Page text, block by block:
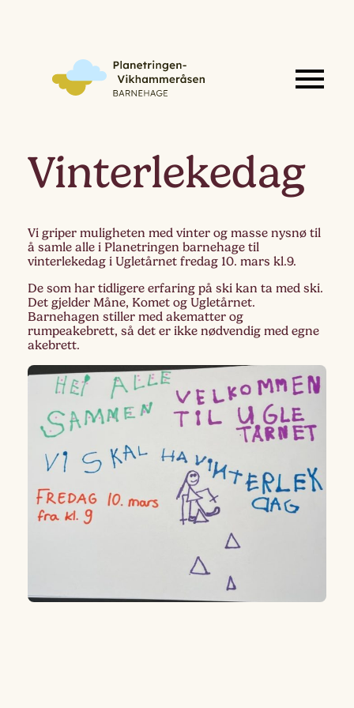
Vinterlekedag
Vi griper muligheten med vinter og masse nysnø til
å samle alle i Planetringen barnehage til
vinterlekedag i Ugletårnet fredag 10. mars kl.9.
De som har tidligere erfaring på ski kan ta med ski.
Det gjelder Måne, Komet og Ugletårnet.
Barnehagen stiller med akematter og
rumpeakebrett, så det er ikke nødvendig med egne
akebrett.